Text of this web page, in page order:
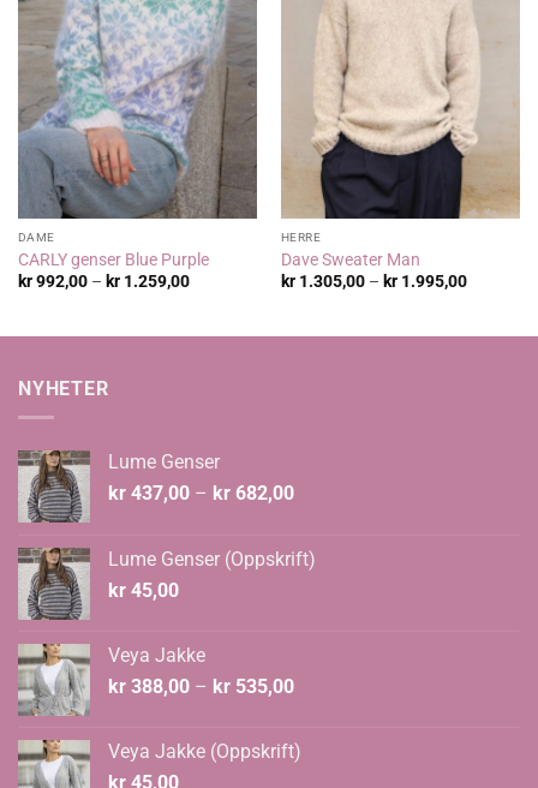
DAME
CARLY genser Blue Purple
kr992,00 – kr1.259,00Prisområde:
HERRE
Dave Sweater Man
kr1.305,00 – kr1.995,00
NYHETER
Lume Genser
kr 437,00 – kr 682,00Prisområde:
kr 682,00
Lume Genser (Oppskrift)
kr 45,00
Veya Jakke
kr 388,00 – kr 535,00Prisområde:
kr 535,00
Veya Jakke (Oppskrift)
kr 45,00